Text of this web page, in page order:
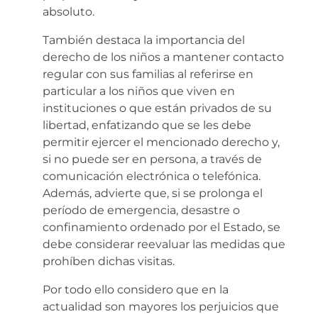
absoluto.
También destaca la importancia del
derecho de los niños a mantener contacto
regular con sus familias al referirse en
particular a los niños que viven en
instituciones o que están privados de su
libertad, enfatizando que se les debe
permitir ejercer el mencionado derecho y,
si no puede ser en persona, a través de
comunicación electrónica o telefónica.
Además, advierte que, si se prolonga el
período de emergencia, desastre o
confinamiento ordenado por el Estado, se
debe considerar reevaluar las medidas que
prohíben dichas visitas.
Por todo ello considero que en la
actualidad son mayores los perjuicios que